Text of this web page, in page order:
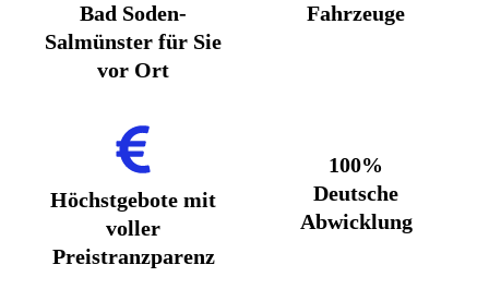
Bad Soden-
Salmünster für Sie
vor Ort
Fahrzeuge
Höchstgebote mit
voller
Preistranzparenz
100%
Deutsche
Abwicklung